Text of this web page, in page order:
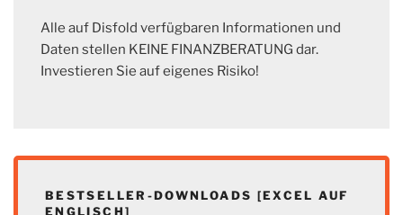
Alle auf Disfold verfügbaren Informationen und
Daten stellen KEINE FINANZBERATUNG dar.
Investieren Sie auf eigenes Risiko!
BESTSELLER-DOWNLOADS [EXCEL AUF
ENGLISCH]